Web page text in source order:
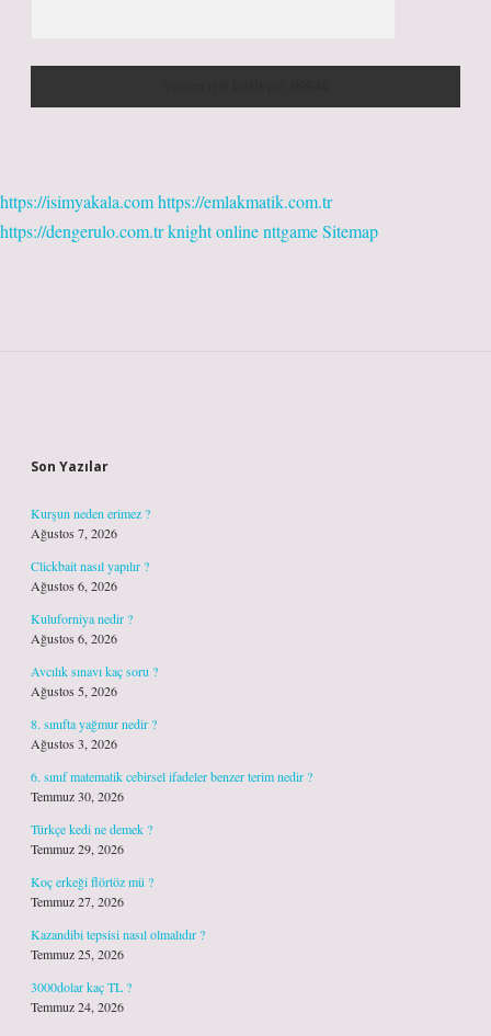
https://isimyakala.comhttps://emlakmatik.com.tr
https://dengerulo.com.trknight onlinenttgameSitemap
Son Yazılar
Kurşun neden erimez ?
Ağustos 7, 2026
Clickbait nasıl yapılır ?
Ağustos 6, 2026
Kuluforniya nedir ?
Ağustos 6, 2026
Avcılık sınavı kaç soru ?
Ağustos 5, 2026
8. sınıfta yağmur nedir ?
Ağustos 3, 2026
6. sınıf matematik cebirsel ifadeler benzer terim nedir ?
Temmuz 30, 2026
Türkçe kedi ne demek ?
Temmuz 29, 2026
Koç erkeği flörtöz mü ?
Temmuz 27, 2026
Kazandibi tepsisi nasıl olmalıdır ?
Temmuz 25, 2026
3000dolar kaç TL ?
Temmuz 24, 2026